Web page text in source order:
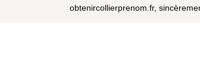
obtenircollierprenom.fr,